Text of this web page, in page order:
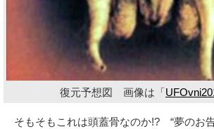
復元予想図 画像は「
そもそもこれは頭蓋骨なのか!? “夢のお